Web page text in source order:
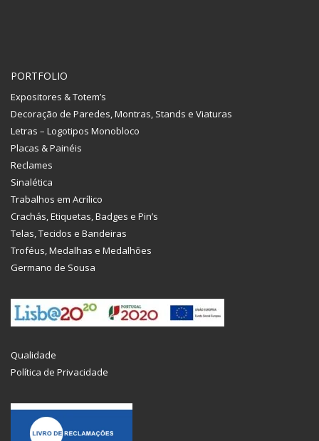
PORTFOLIO
Expositores & Totem’s
Decoração de Paredes, Montras, Stands e Viaturas
Letras – Logotipos Monobloco
Placas & Painéis
Reclames
Sinalética
Trabalhos em Acrílico
Crachás, Etiquetas, Badges e Pin’s
Telas, Tecidos e Bandeiras
Troféus, Medalhas e Medalhões
Germano de Sousa
Qualidade
Política de Privacidade